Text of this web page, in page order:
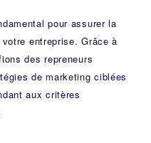
pour assurer la
entreprise. Grâce à
des repreneurs
de marketing ciblées
aux critères